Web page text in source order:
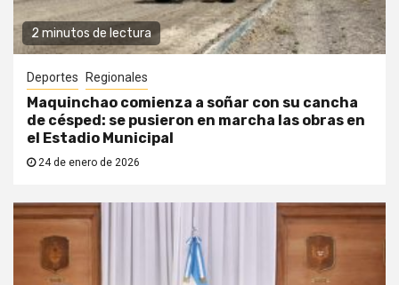
2 minutos de lectura
Deportes Regionales
Maquinchao comienza a soñar con su cancha
de césped: se pusieron en marcha las obras en
el Estadio Municipal
24 de enero de 2026